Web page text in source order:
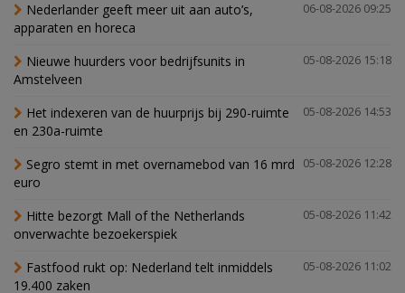
06-08-2026 09:25
Nederlander geeft meer uit aan auto’s,
apparaten en horeca
05-08-2026 15:18
Nieuwe huurders voor bedrijfsunits in
Amstelveen
05-08-2026 14:53
Het indexeren van de huurprijs bij 290-ruimte
en 230a-ruimte
05-08-2026 12:28
Segro stemt in met overnamebod van 16 mrd
euro
05-08-2026 11:42
Hitte bezorgt Mall of the Netherlands
onverwachte bezoekerspiek
05-08-2026 11:02
Fastfood rukt op: Nederland telt inmiddels
19.400 zaken